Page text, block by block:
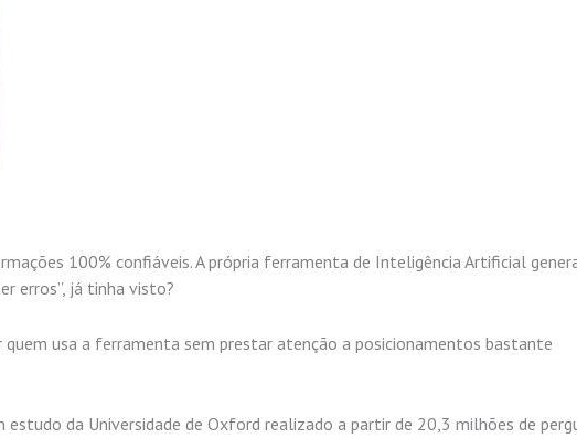
100% confiáveis. A própria ferramenta de Inteligência Artificial
erros”, já tinha visto?
quem usa a ferramenta sem prestar atenção a posicionamentos bastante
da Universidade de Oxford realizado a partir de 20,3 milhões de